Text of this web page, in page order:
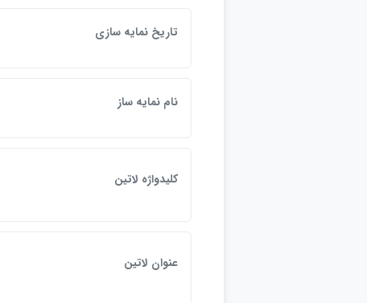
تاريخ نمايه سازي
نام نمايه ساز
كليدواژه لاتين
عنوان لاتين